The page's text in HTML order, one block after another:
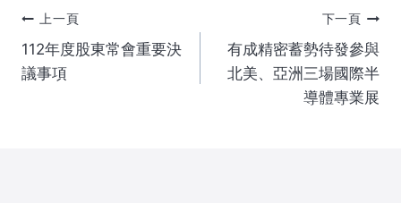
文
章
上一頁
112年度股東常會重要決
議事項
下一頁
有成精密蓄勢待發參與
北美、亞洲三場國際半
導體專業展